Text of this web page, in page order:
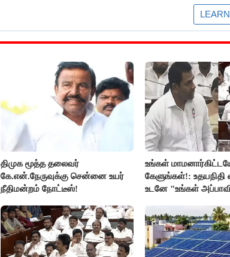
திமுக மூத்த தலைவர்
கே.என்.நேருவுக்கு சென்னை உயர்
நீதிமன்றம் நோட்டீஸ்!
உங்கள்
கேளுங்கள்!: உதயநிதி
உடனே "உங்கள்
பதிலடி!